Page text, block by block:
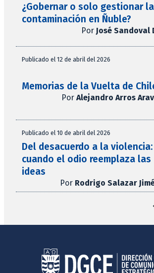
¿Gobernar o solo gestionar la
contaminación en Ñuble?
Por José Sandoval
Publicado el 12 de abril del 2026
Memorias de la Vuelta de
Por Alejandro Arros
Publicado el 10 de abril del 2026
Del desacuerdo a la violencia:
cuando el odio reemplaza las
ideas
Por Rodrigo Salazar